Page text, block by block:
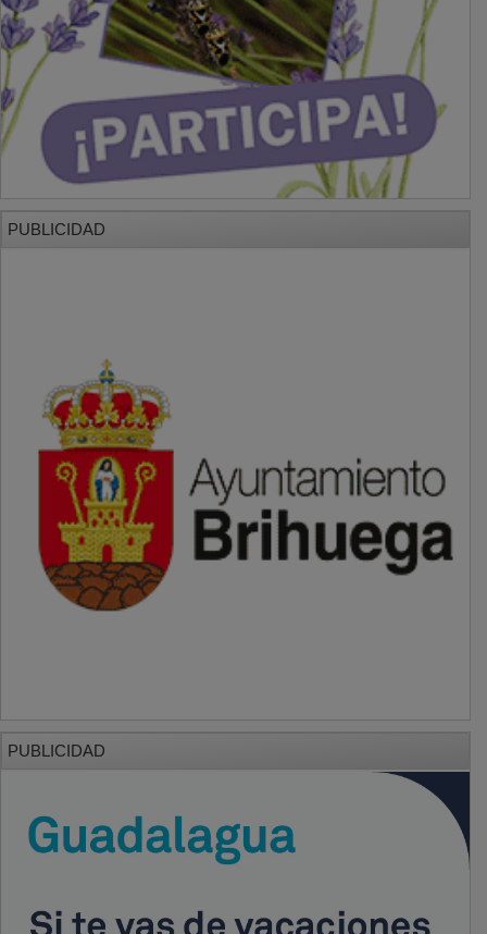
PUBLICIDAD
PUBLICIDAD
PUBLICIDAD
PUBLICIDAD